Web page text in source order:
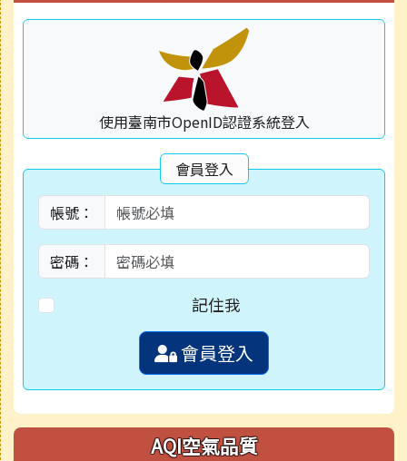
使用臺南市OpenID認證系統登入
會員登入
帳號：
密碼：
記住我
會員登入
AQI空氣品質